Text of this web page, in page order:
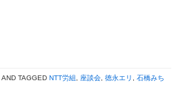
AND TAGGED NTT労組 座談会 徳永エリ
石橋みち